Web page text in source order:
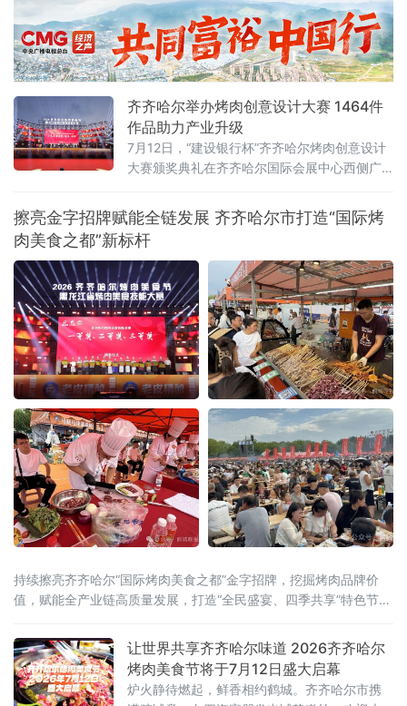
赛事、涉外交流、历史街区、文物遗址多元文
旅资源，破除单点运营、季节受限、业态分散
发展瓶颈，探索特色化、全季节、全域化文旅
融合发展新路径，推动辖区文旅产业从单点景
齐齐哈尔举办烤肉创意设计大赛 1464件
作品助力产业升级
7月12日，“建设银行杯”齐齐哈尔烤肉创意设计
大赛颁奖典礼在齐齐哈尔国际会展中心西侧广
共收到有效参赛作品1464件，旨在通过创意设
计赋能烤肉产业，推动本土品牌提质升级。地
方有关部门负责人、高校师生、设计从业者、
餐饮企业代表及媒体记者参加典礼，共同见证
优秀设计作品颁奖，并围绕创意成果的产业转
化展开交
擦亮金字招牌赋能全链发展 齐齐哈尔市打造“国际烤
肉美食之都”新标杆
持续擦亮齐齐哈尔“国际烤肉美食之都”金字招牌，挖掘烤肉品牌价
值，赋能全产业链高质量发展，打造“全民盛宴、四季共享”特色节庆
让世界共享齐齐哈尔味道 2026齐齐哈尔
烤肉美食节将于7月12日盛大启幕
炉火静待燃起，鲜香相约鹤城。齐齐哈尔市携